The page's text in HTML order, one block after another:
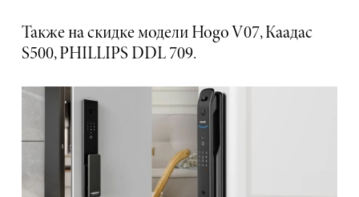
Также на скидке модели Hogo V07, Каадас
S500, PHILLIPS DDL 709.